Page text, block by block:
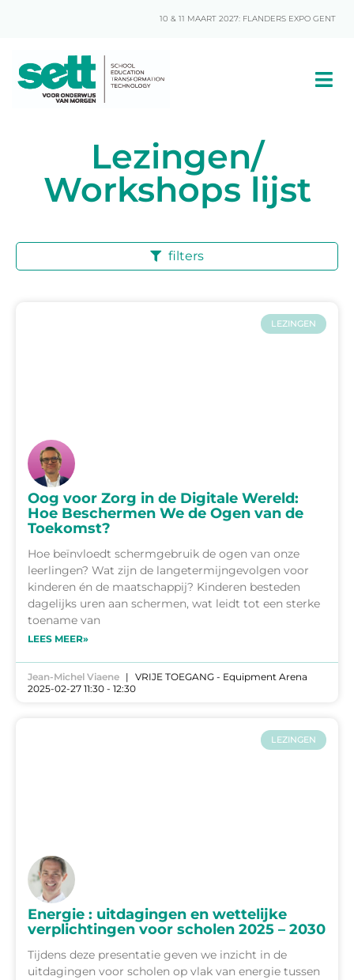
10 & 11 MAART 2027: FLANDERS EXPO GENT
Lezingen/
Workshops lijst
filters
LEZINGEN
Oog voor Zorg in de Digitale Wereld:
Hoe Beschermen We de Ogen van de
Toekomst?
Hoe beïnvloedt schermgebruik de ogen van onze
leerlingen? Wat zijn de langetermijngevolgen voor
kinderen én de maatschappij? Kinderen besteden
dagelijks uren aan schermen, wat leidt tot een sterke
toename van
LEES MEER»
Jean-Michel Viaene
VRIJE TOEGANG - Equipment Arena
2025-02-27 11:30 - 12:30
LEZINGEN
Energie : uitdagingen en wettelijke
verplichtingen voor scholen 2025 – 2030
Tijdens deze presentatie geven we inzicht in de
uitdagingen voor scholen op vlak van energie tussen